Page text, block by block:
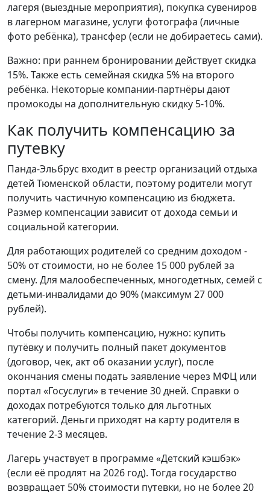
лагеря (выездные мероприятия), покупка сувениров
в лагерном магазине, услуги фотографа (личные
фото ребёнка), трансфер (если не добираетесь сами).
Важно: при раннем бронировании действует скидка
15%. Также есть семейная скидка 5% на второго
ребёнка. Некоторые компании-партнёры дают
промокоды на дополнительную скидку 5-10%.
Как получить компенсацию за
путевку
Панда-Эльбрус входит в реестр организаций отдыха
детей Тюменской области, поэтому родители могут
получить частичную компенсацию из бюджета.
Размер компенсации зависит от дохода семьи и
социальной категории.
Для работающих родителей со средним доходом -
50% от стоимости, но не более 15 000 рублей за
смену. Для малообеспеченных, многодетных, семей с
детьми-инвалидами до 90% (максимум 27 000
рублей).
Чтобы получить компенсацию, нужно: купить
путёвку и получить полный пакет документов
(договор, чек, акт об оказании услуг), после
окончания смены подать заявление через МФЦ или
портал «Госуслуги» в течение 30 дней. Справки о
доходах потребуются только для льготных
категорий. Деньги приходят на карту родителя в
течение 2-3 месяцев.
Лагерь участвует в программе «Детский кэшбэк»
(если её продлят на 2026 год). Тогда государство
возвращает 50% стоимости путевки, но не более 20